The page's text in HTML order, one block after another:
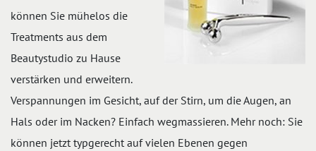
können Sie mühelos die
Treatments aus dem
Beautystudio zu Hause
verstärken und erweitern.
Verspannungen im Gesicht, auf der Stirn, um die Augen, an
Hals oder im Nacken? Einfach wegmassieren. Mehr noch: Sie
können jetzt typgerecht auf vielen Ebenen gegen